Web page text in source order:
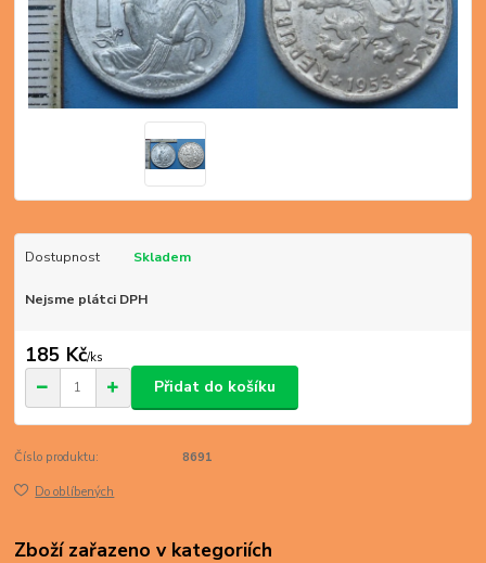
Dostupnost Skladem
Nejsme plátci DPH
185 Kč/ks
Přidat do košíku
Číslo produktu: 8691
Do oblíbených
Zboží zařazeno v kategoriích